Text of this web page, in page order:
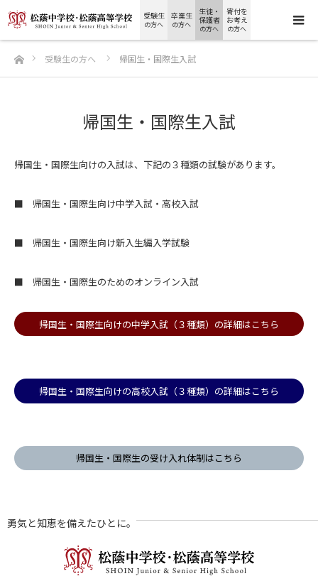
受験生
の方へ
卒業生
の方へ
生徒・
保護者
の方へ
寄付を
お考え
の方へ
ホーム受験生の方へ 帰国生・国際生入試
帰国生・国際生入試
帰国生・国際生向けの入試は、下記の３種類の試験があります。
■ 帰国生・国際生向け中学入試・高校入試
■ 帰国生・国際生向け新入生編入学試験
■ 帰国生・国際生のためのオンライン入試
帰国生・国際生向けの中学入試（３種類）の詳細はこちら
帰国生・国際生向けの高校入試（３種類）の詳細はこちら
帰国生・国際生の受け入れ体制はこちら
勇気と知恵を備えたひとに。